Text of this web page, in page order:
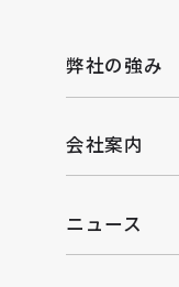
弊社の強み
会社案内
ニュース